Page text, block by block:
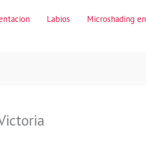
Labios Microshading